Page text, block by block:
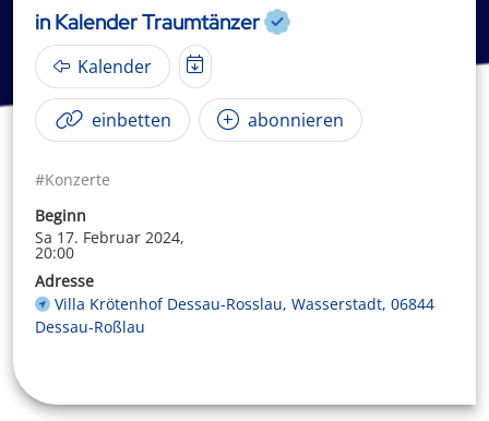
in Kalender Traumtänzer
Kalender
einbetten abonnieren
#Konzerte
Beginn
Sa 17. Februar 2024,
20:00
Adresse
Villa Krötenhof Dessau-Rosslau, Wasserstadt, 06844
Dessau-Roßlau